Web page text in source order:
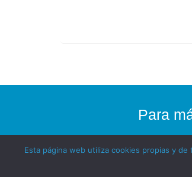
Para
Esta página web utiliza cookies propias y